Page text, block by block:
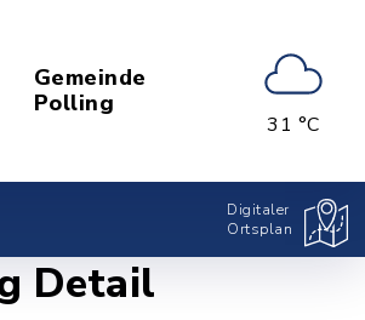
Gemeinde
Polling
31 °C
Digitaler
Ortsplan
Detail